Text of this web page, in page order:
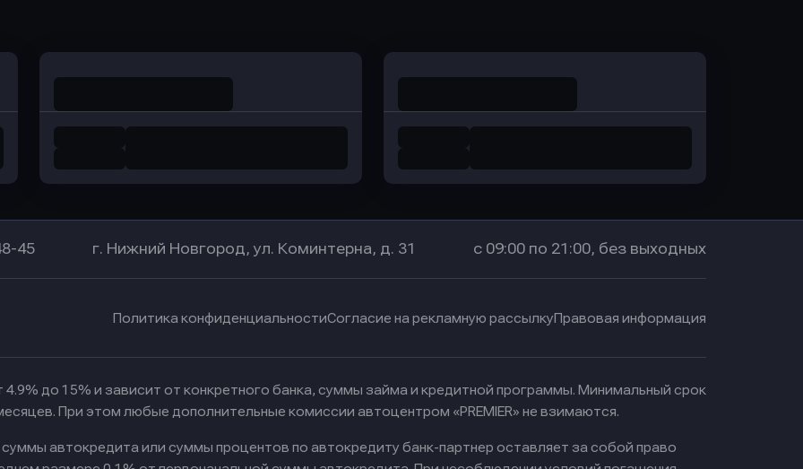
45 г. Нижний Новгород, ул. Коминтерна, д. 31 с 09:00 по 21:00, без выходных
Политика конфиденциальностиСогласие на рекламную рассылкуПравовая информация
4.9% до 15% и зависит от конкретного банка, суммы займа и кредитной программы. Минимальный срок
При этом любые дополнительные комиссии автоцентром «PREMIER» не взимаются.
автокредита или суммы процентов по автокредиту банк-партнер оставляет за собой право